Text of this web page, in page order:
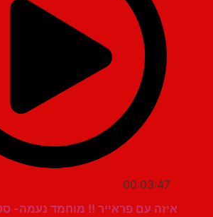
00:03:47
איזה עם פראייר !! מוחמד נעמה- סטנדאפ 2022